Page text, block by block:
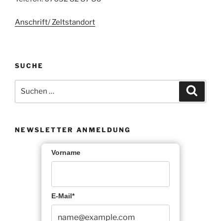
Anschrift/ Zeltstandort
SUCHE
nach:
NEWSLETTER ANMELDUNG
Vorname
E-Mail*